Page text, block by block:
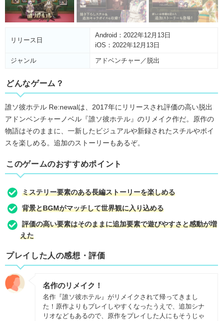
リリース日
Android：2022年12月13日
iOS：2022年12月13日
ジャンル アドベンチャー／脱出
どんなゲーム？
誰ソ彼ホテル Re:newalは、2017年にリリースされ評価の高い脱出
アドンベンチャーノベル『誰ソ彼ホテル』のリメイク作だ。原作の
物語はそのままに、⼀新したビジュアルや新録されたスチルやボイ
スを楽しめる。追加のストーリーもあるぞ。
このゲームのおすすめポイント
ミステリー要素のある長編ストーリーを楽しめる
背景とBGMがマッチして世界観に入り込める
評価の高い要素はそのままに追加要素で遊びやすさと感動が増
えた
プレイした人の感想・評価
名作のリメイク！
名作『誰ソ彼ホテル』がリメイクされて帰ってきまし
た！原作よりもプレイしやすくなったうえで、追加シナ
リオなどもあるので、原作をプレイした人にもそうじゃ